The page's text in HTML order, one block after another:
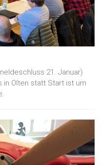
21. Januar)
in Olten statt Start ist um